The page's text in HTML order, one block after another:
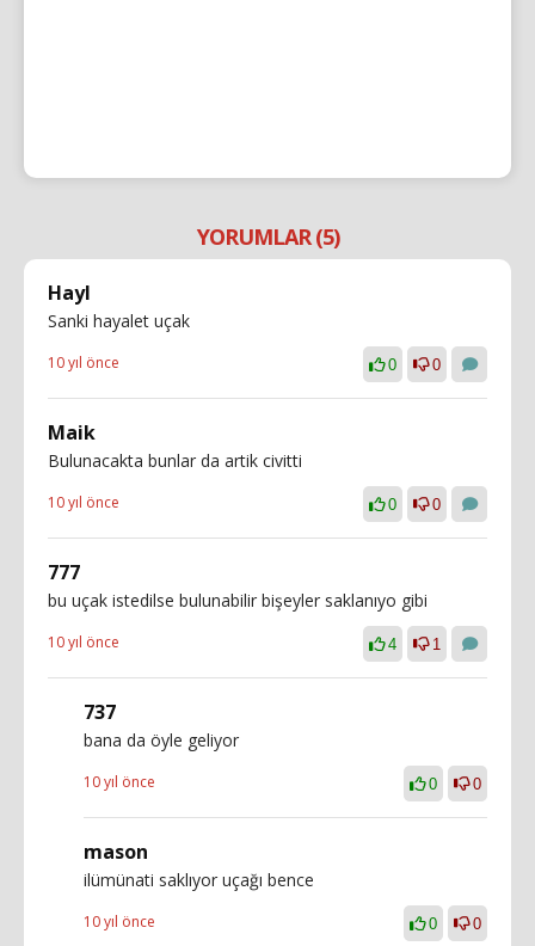
YORUMLAR (5)
Hayl
Sanki hayalet uçak
10 yıl önce 0 0
Maik
Bulunacakta bunlar da artik civitti
10 yıl önce 0 0
777
bu uçak istedilse bulunabilir bişeyler saklanıyo gibi
10 yıl önce 4 1
737
bana da öyle geliyor
10 yıl önce 0 0
mason
ilümünati saklıyor uçağı bence
10 yıl önce 0 0